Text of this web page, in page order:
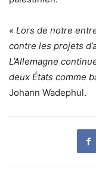
« Lors de notre
contre les projets
L’Allemagne
deux États comme
Johann Wadephul.